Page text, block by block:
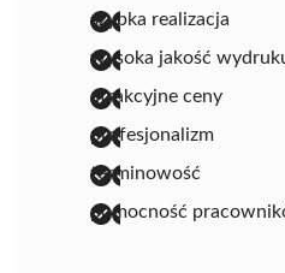
szybka realizacja
wysoka jakość
atrakcyjne ceny
profesjonalizm
terminowość
pomocność